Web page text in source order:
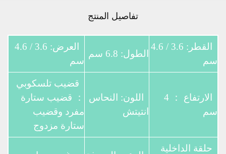
تفاصيل المنتج
القطر: 3.6 / 4.6
سم
الطول: 6.8 سم
العرض: 3.6 / 4.6
سم
الارتفاع ： 4
سم
اللون: النحاس
انتيتش
قضيب تلسكوبي
： قضيب ستارة
مفرد وقضيب
ستارة مزدوج
حلقة الداخلية